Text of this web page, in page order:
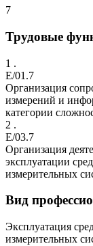
7
Трудовые
1 .
E/01.7
Организация
измерений и
категории
2 .
E/03.7
Организация
эксплуатации
измерительных
Вид
Эксплуатация
измерительных